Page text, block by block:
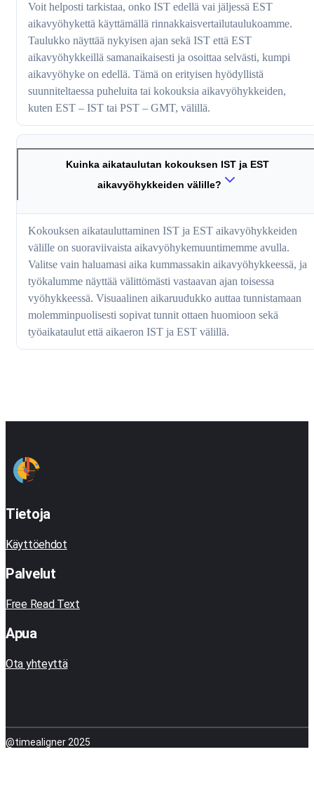
Voit helposti tarkistaa, onko IST edellä vai jäljessä EST
aikavyöhykettä käyttämällä rinnakkaisvertailutaulukoamme.
Taulukko näyttää nykyisen ajan sekä IST että EST
aikavyöhykkeillä samanaikaisesti ja osoittaa selvästi, kumpi
aikavyöhyke on edellä. Tämä on erityisen hyödyllistä
suunniteltaessa puheluita tai kokouksia aikavyöhykkeiden,
kuten EST – IST tai PST – GMT, välillä.
Kuinka aikataulutan kokouksen IST ja EST
aikavyöhykkeiden välille?
Kokouksen aikatauluttaminen IST ja EST aikavyöhykkeiden
välille on suoraviivaista aikavyöhykemuuntimemme avulla.
Valitse vain haluamasi aika kummassakin aikavyöhykkeessä, ja
työkalumme näyttää välittömästi vastaavan ajan toisessa
vyöhykkeessä. Visuaalinen aikaruudukko auttaa tunnistamaan
molemminpuolisesti sopivat tunnit ottaen huomioon sekä
työaikataulut että aikaeron IST ja EST välillä.
Tietoja
Käyttöehdot
Palvelut
Free Read Text
Apua
Ota yhteyttä
@timealigner 2025